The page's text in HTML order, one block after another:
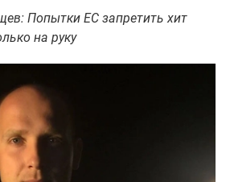
Попытки ЕС запретить хит
на руку